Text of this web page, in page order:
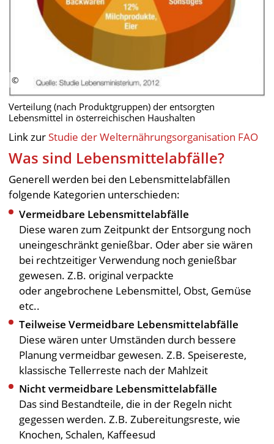
Verteilung (nach Produktgruppen) der entsorgten
Lebensmittel in österreichischen Haushalten
Link zurStudie der Welternährungsorganisation FAO
Was sind Lebensmittelabfälle?
Generell werden bei den Lebensmittelabfällen
folgende Kategorien unterschieden:
Vermeidbare Lebensmittelabfälle
Diese waren zum Zeitpunkt der Entsorgung noch
uneingeschränkt genießbar. Oder aber sie wären
bei rechtzeitiger Verwendung noch genießbar
gewesen. Z.B. original verpackte
oder angebrochene Lebensmittel, Obst, Gemüse
etc..
Teilweise Vermeidbare Lebensmittelabfälle
Diese wären unter Umständen durch bessere
Planung vermeidbar gewesen. Z.B. Speisereste,
klassische Tellerreste nach der Mahlzeit
Nicht vermeidbare Lebensmittelabfälle
Das sind Bestandteile, die in der Regeln nicht
gegessen werden. Z.B. Zubereitungsreste, wie
Knochen, Schalen, Kaffeesud